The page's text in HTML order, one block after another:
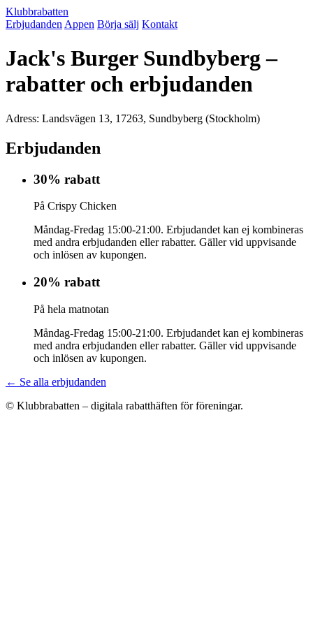
Klubbrabatten
Erbjudanden Appen Börja sälj Kontakt
Jack's Burger Sundbyberg –
rabatter och erbjudanden
Adress: Landsvägen 13, 17263, Sundbyberg (Stockholm)
Erbjudanden
30% rabatt
På Crispy Chicken
Måndag-Fredag 15:00-21:00. Erbjudandet kan ej kombineras
med andra erbjudanden eller rabatter. Gäller vid uppvisande
och inlösen av kupongen.
20% rabatt
På hela matnotan
Måndag-Fredag 15:00-21:00. Erbjudandet kan ej kombineras
med andra erbjudanden eller rabatter. Gäller vid uppvisande
och inlösen av kupongen.
← Se alla erbjudanden
© Klubbrabatten – digitala rabatthäften för föreningar.